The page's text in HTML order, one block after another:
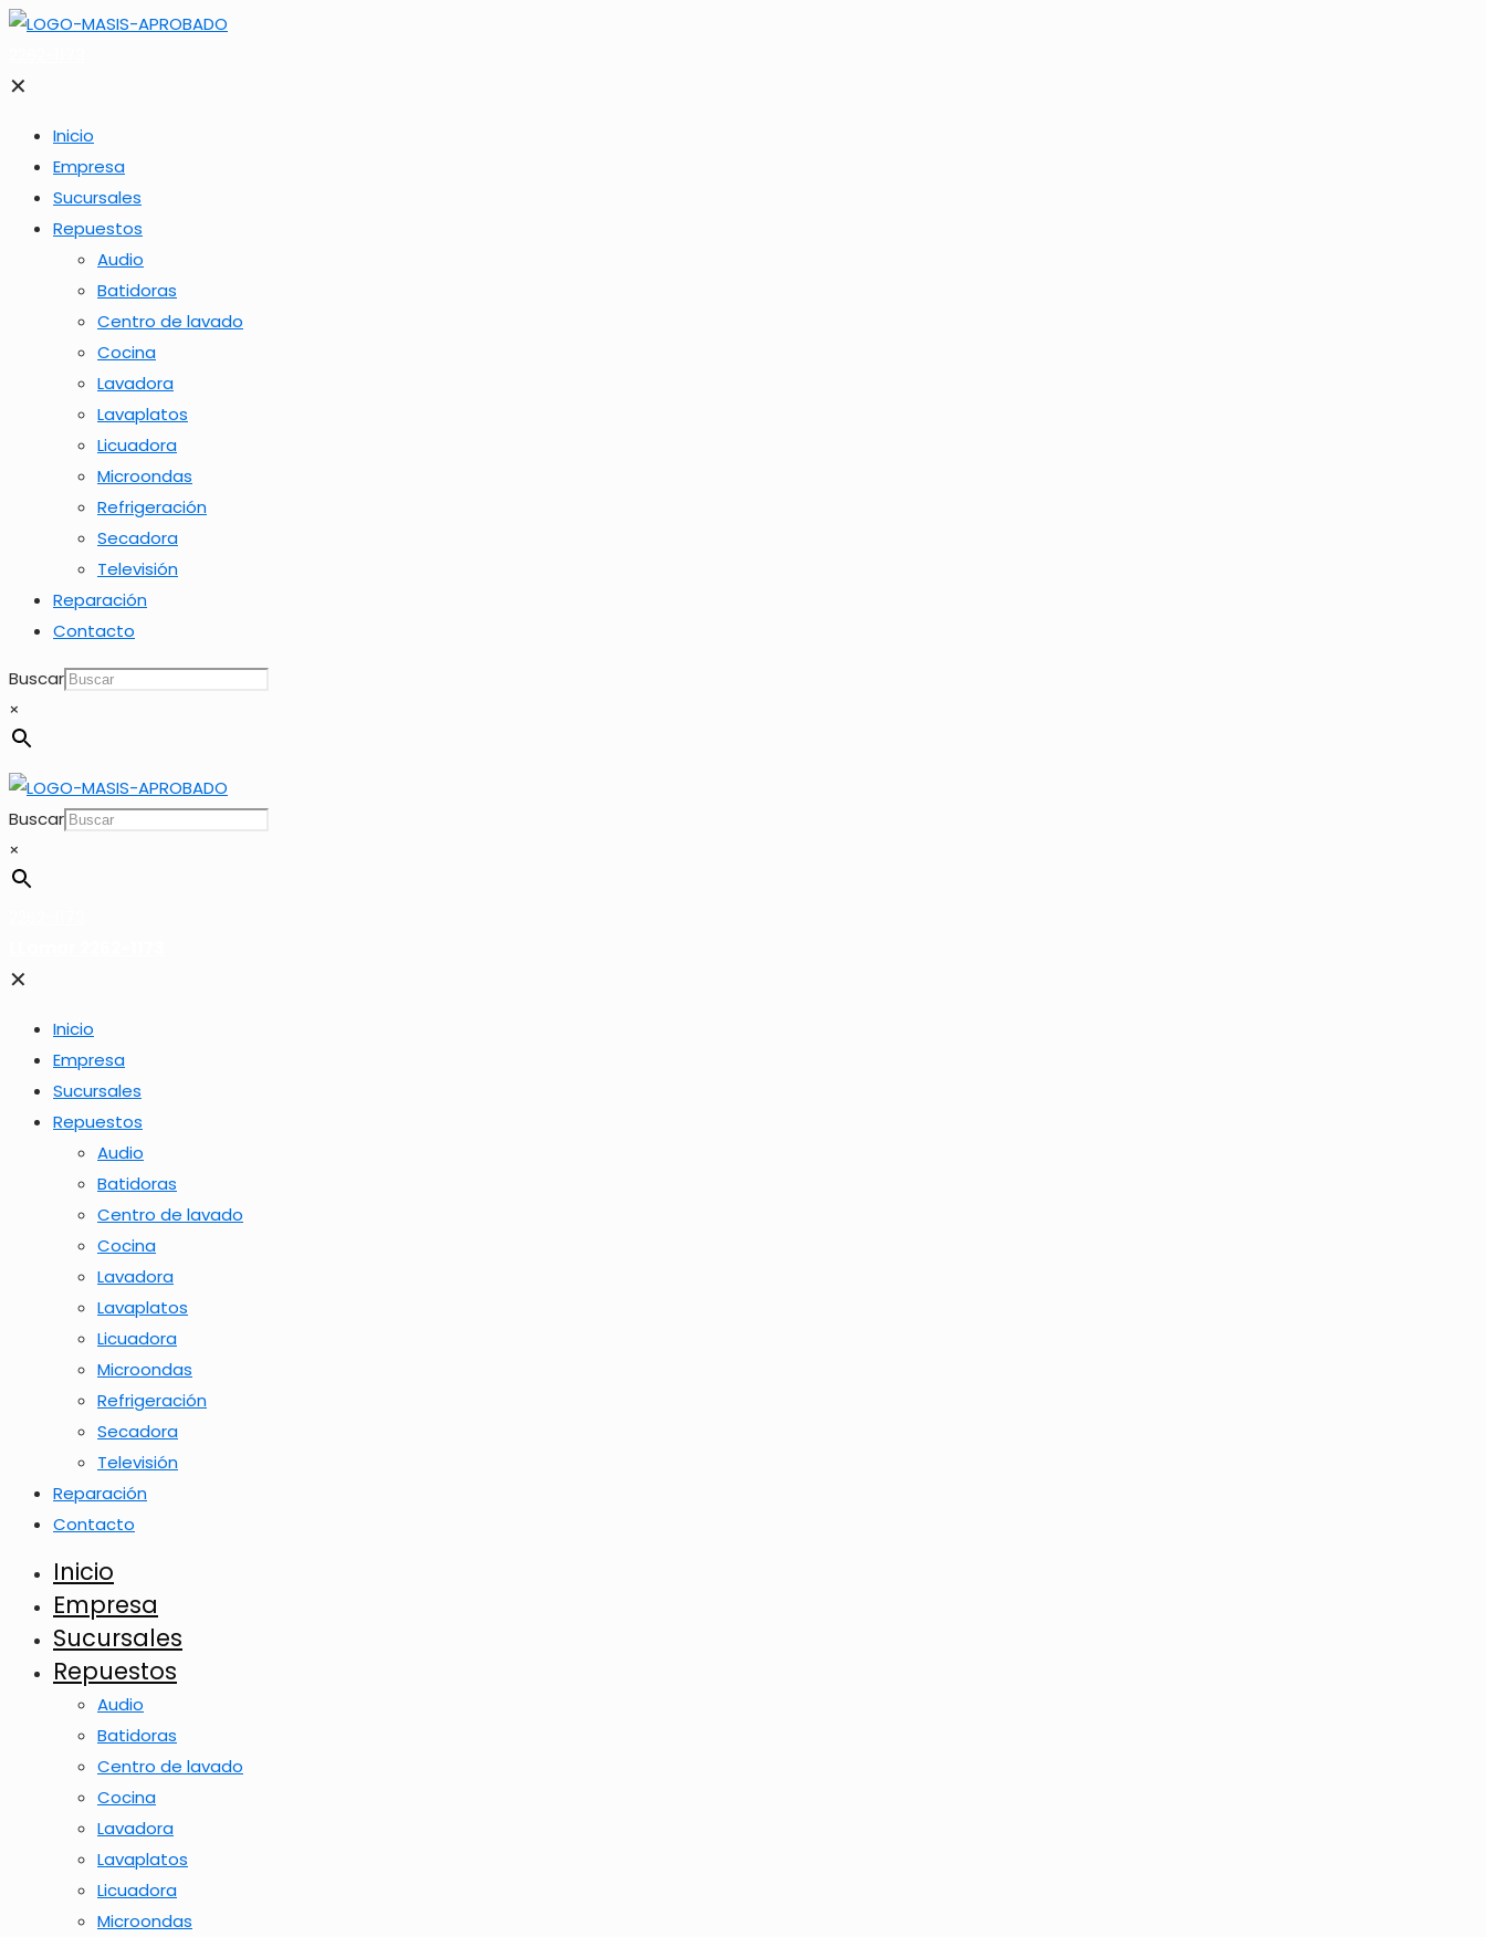
✕
Inicio
Empresa
Sucursales
Repuestos
Audio
Batidoras
Centro de lavado
Cocina
Lavadora
Lavaplatos
Licuadora
Microondas
Refrigeración
Secadora
Televisión
Reparación
Contacto
Buscar
×
Buscar
×
✕
Inicio
Empresa
Sucursales
Repuestos
Audio
Batidoras
Centro de lavado
Cocina
Lavadora
Lavaplatos
Licuadora
Microondas
Refrigeración
Secadora
Televisión
Reparación
Contacto
Inicio
Empresa
Sucursales
Repuestos
Audio
Batidoras
Centro de lavado
Cocina
Lavadora
Lavaplatos
Licuadora
Microondas